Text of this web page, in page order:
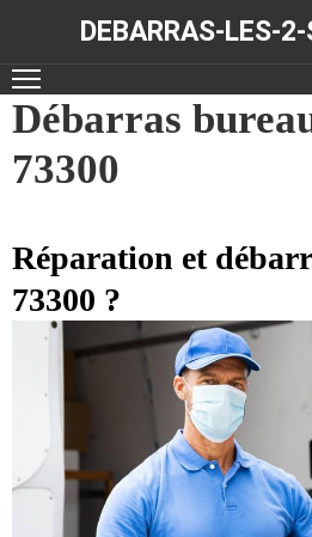
DEBARRAS-LES-
ACCUEIL
DÉBARRAS
RÉALISATIONS
CONTACT
Débarras
73300
Réparation et
73300 ?